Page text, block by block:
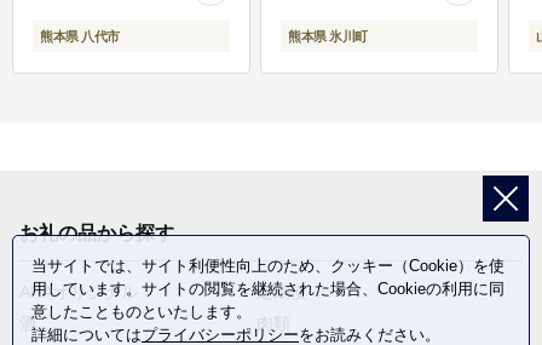
熊本県 八代市 熊本県 氷川町
お礼の品から探す
ANAオリジナル
定期便
酒
肉類
当サイトでは、サイト利便性向上のため、クッキー（Cookie）を使
用しています。サイトの閲覧を継続された場合、Cookieの利用に同
意したことものといたします。
詳細についてはプライバシーポリシーをお読みください。